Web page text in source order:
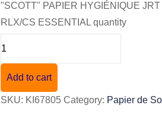
"SCOTT" PAPIER HYGIÉNIQUE
RLX/CS ESSENTIAL quantity
Add to cart
SKU: KI67805 Category: Papier de